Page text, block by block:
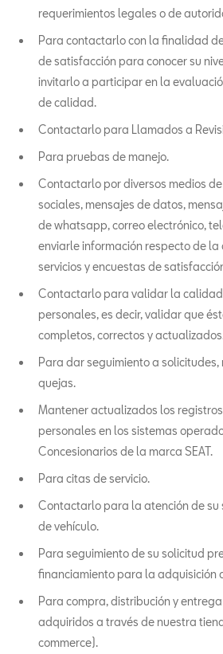
requerimientos legales o de
Para contactarlo con la finalidad
de satisfacción para conocer su
invitarlo a participar en la
de calidad.
Contactarlo para Llamados a
Para pruebas de manejo.
Contactarlo por diversos medios
sociales, mensajes de datos,
de whatsapp, correo electrónico,
enviarle información respecto de la
servicios y encuestas de
Contactarlo para validar la
personales, es decir, validar que
completos, correctos y
Para dar seguimiento a
quejas.
Mantener actualizados los
personales en los sistemas
Concesionarios de la marca SEAT.
Para citas de servicio.
Contactarlo para la atención de
de vehículo.
Para seguimiento de su solicitud
financiamiento para la adquisición
Para compra, distribución y
adquiridos a través de nuestra
commerce).